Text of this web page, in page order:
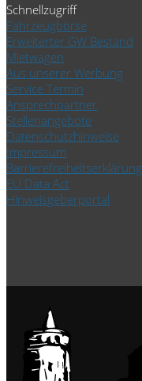
Schnellzugriff
Fahrzeugbörse
Erweiterter GW Bestand
Mietwagen
Aus unserer Werbung
Service Termin
Ansprechpartner
Stellenangebote
Datenschutzhinweise
Impressum
Barrierefreiheitserklärung
EU Data Act
Hinweisgeberportal